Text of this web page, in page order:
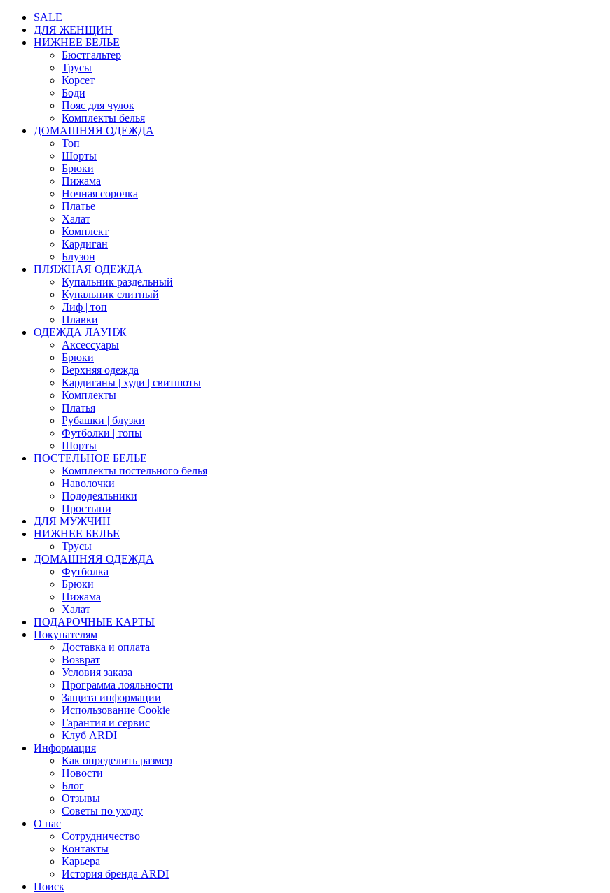
SALE
ДЛЯ ЖЕНЩИН
НИЖНЕЕ БЕЛЬЕ
Бюстгальтер
Трусы
Корсет
Боди
Пояс для чулок
Комплекты белья
ДОМАШНЯЯ ОДЕЖДА
Топ
Шорты
Брюки
Пижама
Ночная сорочка
Платье
Халат
Комплект
Кардиган
Блузон
ПЛЯЖНАЯ ОДЕЖДА
Купальник раздельный
Купальник слитный
Лиф | топ
Плавки
ОДЕЖДА ЛАУНЖ
Аксессуары
Брюки
Верхняя одежда
Кардиганы | худи | свитшоты
Комплекты
Платья
Рубашки | блузки
Футболки | топы
Шорты
ПОСТЕЛЬНОЕ БЕЛЬЕ
Комплекты постельного белья
Наволочки
Пододеяльники
Простыни
ДЛЯ МУЖЧИН
НИЖНЕЕ БЕЛЬЕ
Трусы
ДОМАШНЯЯ ОДЕЖДА
Футболка
Брюки
Пижама
Халат
ПОДАРОЧНЫЕ КАРТЫ
Покупателям
Доставка и оплата
Возврат
Условия заказа
Программа лояльности
Защита информации
Использование Cookie
Гарантия и сервис
Клуб ARDI
Информация
Как определить размер
Новости
Блог
Отзывы
Советы по уходу
О нас
Сотрудничество
Контакты
Карьера
История бренда ARDI
Поиск